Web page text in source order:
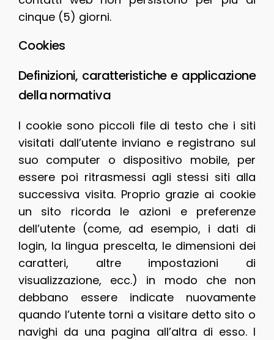
cinque (5) giorni.
Cookies
Definizioni, caratteristiche e applicazione
della normativa
I cookie sono piccoli file di testo che i siti
visitati dall’utente inviano e registrano sul
suo computer o dispositivo mobile, per
essere poi ritrasmessi agli stessi siti alla
successiva visita. Proprio grazie ai cookie
un sito ricorda le azioni e preferenze
dell’utente (come, ad esempio, i dati di
login, la lingua prescelta, le dimensioni dei
caratteri, altre impostazioni di
visualizzazione, ecc.) in modo che non
debbano essere indicate nuovamente
quando l’utente torni a visitare detto sito o
navighi da una pagina all’altra di esso. I